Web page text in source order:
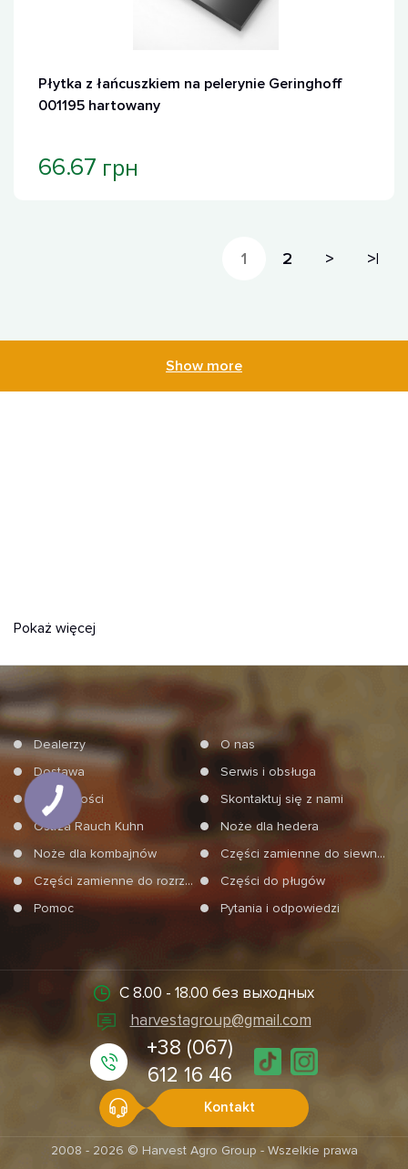
Płytka z łańcuszkiem na pelerynie Geringhoff
001195 hartowany
66.67 грн
1 2 > >|
Show more
Pokaż więcej
Dealerzy
O nas
Dostawa
Serwis i obsługa
Wiadomości
Skontaktuj się z nami
Ostrza Rauch Kuhn
Noże dla hedera
Noże dla kombajnów
Części zamienne do siewników
Części zamienne do rozrzucań mineralnych nawozów
Części do pługów
Pomoc
Pytania i odpowiedzi
С 8.00 - 18.00 без выходных
harvestagroup@gmail.com
+38 (067)
612 16 46
Kontakt
2008 - 2026 © Harvest Agro Group - Wszelkie prawa